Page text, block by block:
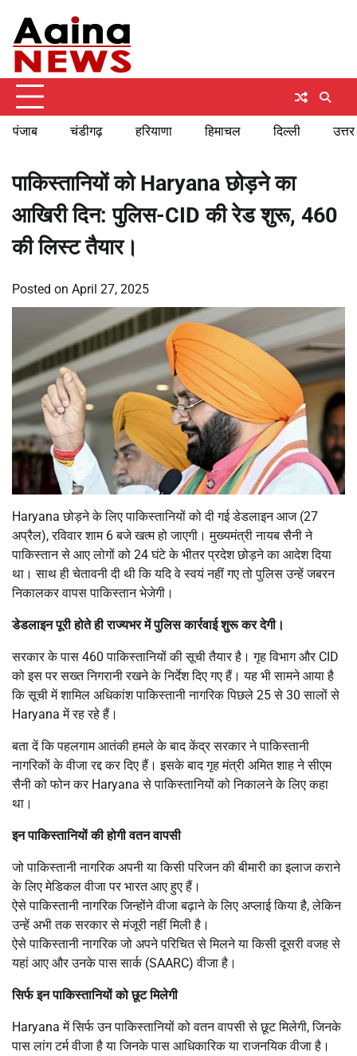
content
पंजाब चंडीगढ़ हरियाणा हिमाचल दिल्ली
पाकिस्तानियों को Haryana छोड़ने का
आखिरी दिन: पुलिस-CID की रेड शुरू, 460
की लिस्ट तैयार।
Posted on April 27, 2025
Haryana छोड़ने के लिए पाकिस्तानियों को दी गई डेडलाइन आज (27
अप्रैल), रविवार शाम 6 बजे खत्म हो जाएगी। मुख्यमंत्री नायब सैनी ने
पाकिस्तान से आए लोगों को 24 घंटे के भीतर प्रदेश छोड़ने का आदेश दिया
था। साथ ही चेतावनी दी थी कि यदि वे स्वयं नहीं गए तो पुलिस उन्हें जबरन
निकालकर वापस पाकिस्तान भेजेगी।
डेडलाइन पूरी होते ही राज्यभर में पुलिस कार्रवाई शुरू कर देगी।
सरकार के पास 460 पाकिस्तानियों की सूची तैयार है। गृह विभाग और CID
को इस पर सख्त निगरानी रखने के निर्देश दिए गए हैं। यह भी सामने आया है
कि सूची में शामिल अधिकांश पाकिस्तानी नागरिक पिछले 25 से 30 सालों से
Haryana में रह रहे हैं।
बता दें कि पहलगाम आतंकी हमले के बाद केंद्र सरकार ने पाकिस्तानी
नागरिकों के वीजा रद्द कर दिए हैं। इसके बाद गृह मंत्री अमित शाह ने सीएम
सैनी को फोन कर Haryana से पाकिस्तानियों को निकालने के लिए कहा
था।
इन पाकिस्तानियों की होगी वतन वापसी
जो पाकिस्तानी नागरिक अपनी या किसी परिजन की बीमारी का इलाज कराने
के लिए मेडिकल वीजा पर भारत आए हुए हैं।
ऐसे पाकिस्तानी नागरिक जिन्होंने वीजा बढ़ाने के लिए अप्लाई किया है, लेकिन
उन्हें अभी तक सरकार से मंजूरी नहीं मिली है।
ऐसे पाकिस्तानी नागरिक जो अपने परिचित से मिलने या किसी दूसरी वजह से
यहां आए और उनके पास सार्क (SAARC) वीजा है।
सिर्फ इन पाकिस्तानियों को छूट मिलेगी
Haryana में सिर्फ उन पाकिस्तानियों को वतन वापसी से छूट मिलेगी, जिनके
पास लांग टर्म वीजा है या जिनके पास आधिकारिक या राजनयिक वीजा है।